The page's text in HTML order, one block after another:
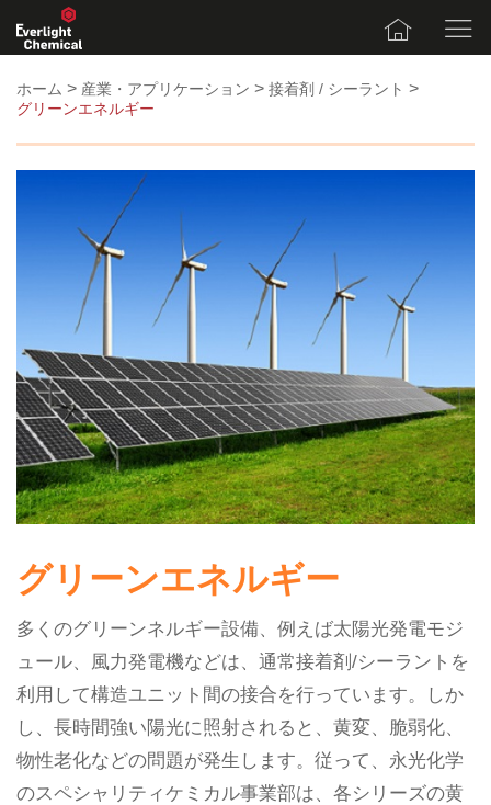
ホーム > 産業・アプリケーション > 接着剤 / シーラント >
グリーンエネルギー
グリーンエネルギー
多くのグリーンネルギー設備、例えば太陽光発電モジ
ュール、風力発電機などは、通常接着剤/シーラントを
利用して構造ユニット間の接合を行っています。しか
し、長時間強い陽光に照射されると、黄変、脆弱化、
物性老化などの問題が発生します。従って、永光化学
のスペシャリティケミカル事業部は、各シリーズの黄